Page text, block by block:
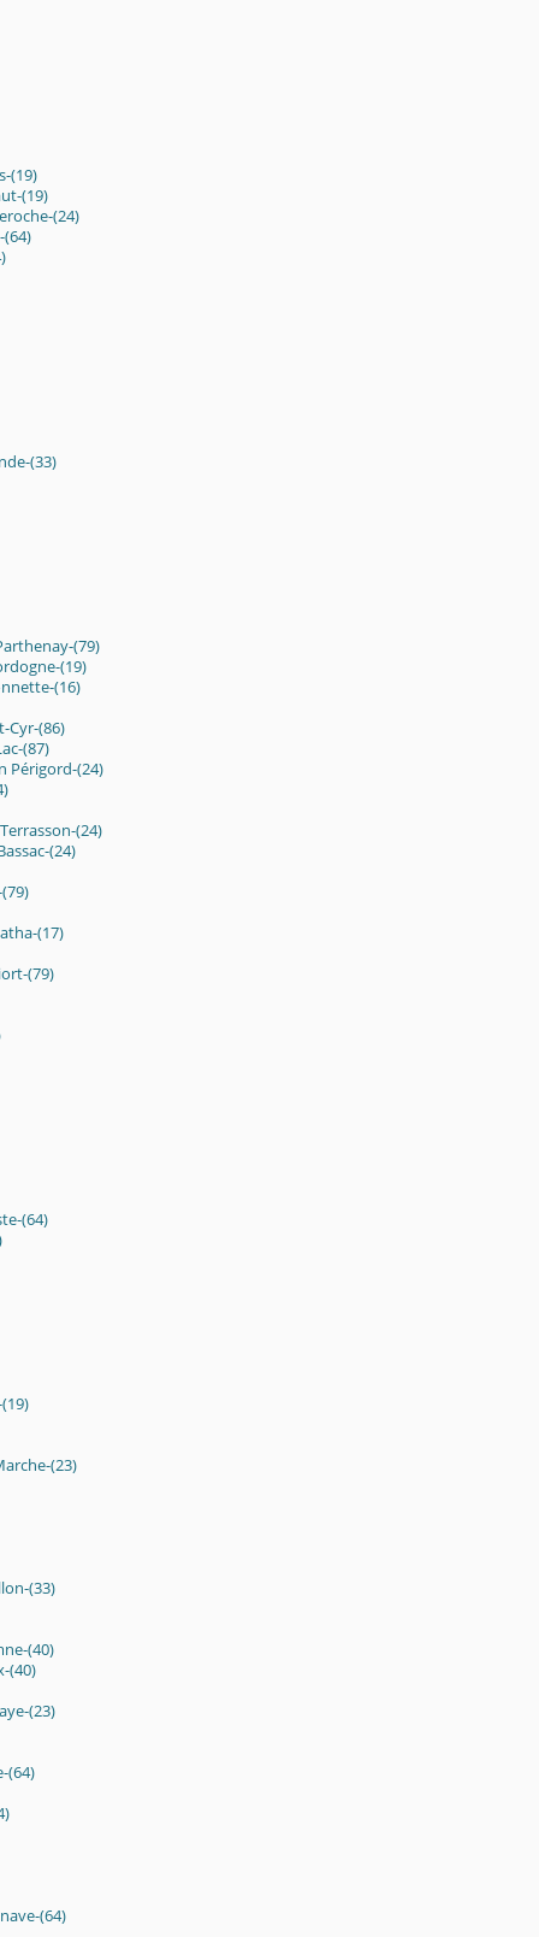
(19)
(19)
(24)
(64)
(33)
(79)
(19)
(16)
Cyr-(86)
(87)
Périgord-(24)
(24)
(24)
(17)
(79)
(64)
(23)
(33)
(40)
(40)
(23)
(64)
(64)